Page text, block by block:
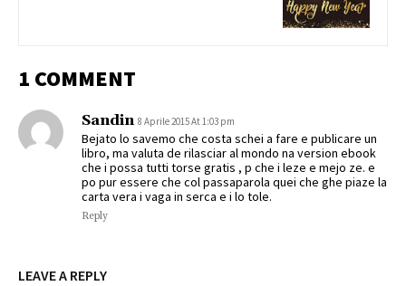
1 COMMENT
Sandin 8 Aprile 2015 At 1:03 pm
Bejato lo savemo che costa schei a fare e publicare un
libro, ma valuta de rilasciar al mondo na version ebook
che i possa tutti torse gratis , p che i leze e mejo ze. e
po pur essere che col passaparola quei che ghe piaze la
carta vera i vaga in serca e i lo tole.
Reply
LEAVE A REPLY